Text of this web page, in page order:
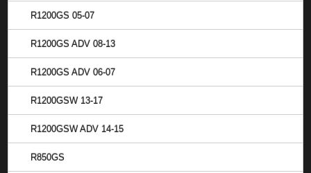
R1200GS 05-07
R1200GS ADV 08-13
R1200GS ADV 06-07
R1200GSW 13-17
R1200GSW ADV 14-15
R850GS